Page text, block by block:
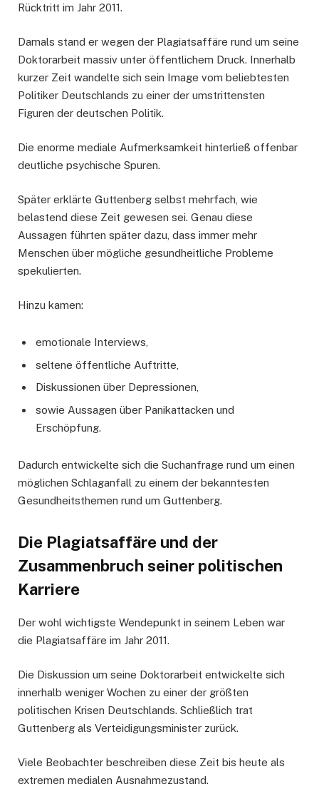
Rücktritt im Jahr 2011.
Damals stand er wegen der Plagiatsaffäre rund um seine
Doktorarbeit massiv unter öffentlichem Druck. Innerhalb
kurzer Zeit wandelte sich sein Image vom beliebtesten
Politiker Deutschlands zu einer der umstrittensten
Figuren der deutschen Politik.
Die enorme mediale Aufmerksamkeit hinterließ offenbar
deutliche psychische Spuren.
Später erklärte Guttenberg selbst mehrfach, wie
belastend diese Zeit gewesen sei. Genau diese
Aussagen führten später dazu, dass immer mehr
Menschen über mögliche gesundheitliche Probleme
spekulierten.
Hinzu kamen:
emotionale Interviews,
seltene öffentliche Auftritte,
Diskussionen über Depressionen,
sowie Aussagen über Panikattacken und
Erschöpfung.
Dadurch entwickelte sich die Suchanfrage rund um einen
möglichen Schlaganfall zu einem der bekanntesten
Gesundheitsthemen rund um Guttenberg.
Die Plagiatsaffäre und der
Zusammenbruch seiner politischen
Karriere
Der wohl wichtigste Wendepunkt in seinem Leben war
die Plagiatsaffäre im Jahr 2011.
Die Diskussion um seine Doktorarbeit entwickelte sich
innerhalb weniger Wochen zu einer der größten
politischen Krisen Deutschlands. Schließlich trat
Guttenberg als Verteidigungsminister zurück.
Viele Beobachter beschreiben diese Zeit bis heute als
extremen medialen Ausnahmezustand.